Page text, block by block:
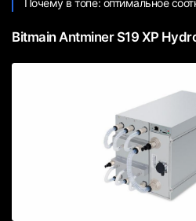
Почему в топе: оптимальное
Bitmain Antminer S19 XP